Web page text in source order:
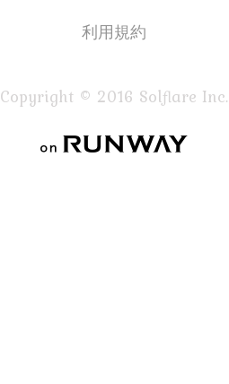
利用規約
Copyright © 2016 Solflare Inc.